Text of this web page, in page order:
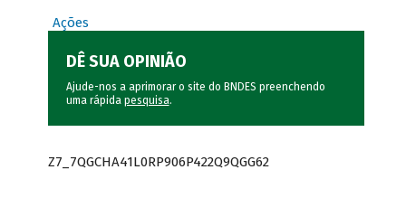
Ações
DÊ SUA OPINIÃO
Ajude-nos a aprimorar o site do BNDES preenchendo
uma rápida pesquisa.
Z7_7QGCHA41L0RP906P422Q9QGG62